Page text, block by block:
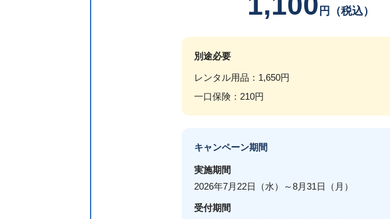
円（税込）
別途必要
レンタル用品：1,650円
一口保険：210円
キャンペーン期間
実施期間
2026年7月22日（水）～8月31日（月）
受付期間